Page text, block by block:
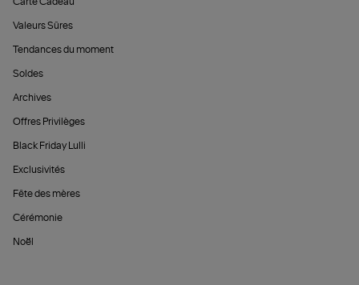
Valeurs Sûres
Tendances du moment
Soldes
Archives
Offres Privilèges
Black Friday Lulli
Exclusivités
Fête des mères
Cérémonie
Noël